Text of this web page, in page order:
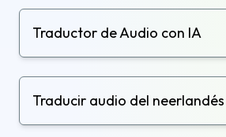
Traductor de Audio con IA
Traducir audio del